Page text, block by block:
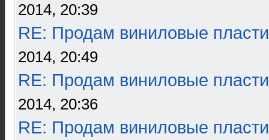
2014, 20:39
RE: Продам виниловые
2014, 20:49
RE: Продам виниловые
2014, 20:36
RE: Продам виниловые